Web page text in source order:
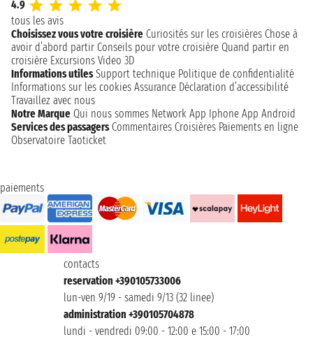
4.9
tous les avis
Choisissez vous votre croisière Curiosités sur les croisières Chose à
avoir d’abord partir Conseils pour votre croisière Quand partir en
croisière Excursions Video 3D
Informations utiles Support technique Politique de confidentialité
Informations sur les cookies Assurance Déclaration d’accessibilité
Travaillez avec nous
Notre Marque Qui nous sommes Network App Iphone App Android
Services des passagers Commentaires Croisières Paiements en ligne
Observatoire Taoticket
paiements
contacts
reservation +390105733006
lun-ven 9/19 - samedi 9/13 (32 linee)
administration +390105704878
lundi - vendredi 09:00 - 12:00 e 15:00 - 17:00